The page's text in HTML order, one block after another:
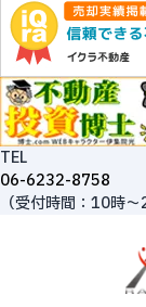
TEL
06-6232-8758
（受付時間：10時